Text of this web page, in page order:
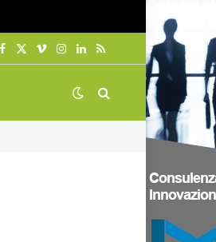
Facebook
X
VimeoInstagram
LinkedIn
RSS